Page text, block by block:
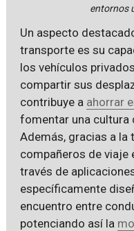
entornos
Un aspecto
transporte es su
los vehículos
compartir sus
contribuye a ahorrar
fomentar una cultura
Además, gracias a la
compañeros de viaje
través de
específicamente
encuentro entre
potenciando así la